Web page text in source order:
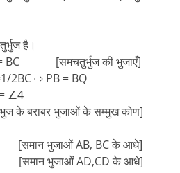
है।
की भुजाएँ]
⇨ PB = BQ
भुजाओं के सम्मुख कोण]
AB, BC के आधे]
भुजाओं AD,CD के आधे]